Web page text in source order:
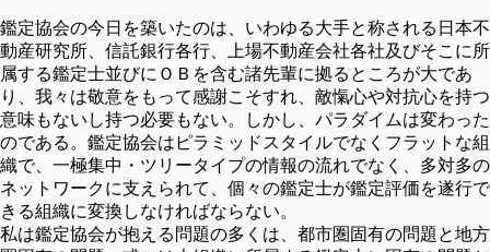
鑑定協会の今日を築いたのは、いわゆる大手と称される日本不
動産研究所、信託銀行各行、上場不動産会社各社及びそこに所
属する鑑定士並びにＯＢを含む諸先輩に拠るところが大であ
り、我々は敬意をもって感謝こそすれ、敵愾心や対抗心を持つ
意味もないし持つ必要もない。しかし、パラダイムは変わった
のである。鑑定協会はピラミッドスタイルでなくフラットな組
織で、一極集中・ツリータイプの情報の流れでなく、多対多の
ネットワークに支えられて、個々の鑑定士が鑑定評価を遂行で
きる組織に変換しなければならない。
私は鑑定協会が抱える問題の多くは、都市圏固有の問題と地方